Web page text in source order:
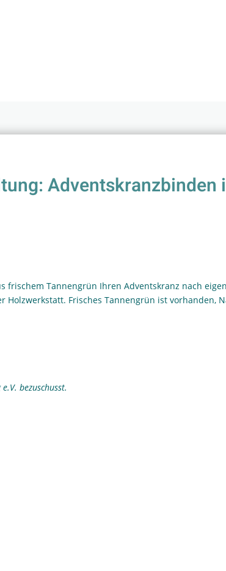
Adventskranzbinden
Tannengrün Ihren Adventskranz nach
Frisches Tannengrün ist vorhanden,
bezuschusst.